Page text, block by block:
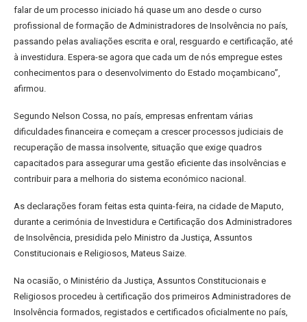
falar de um processo iniciado há quase um ano desde o curso
profissional de formação de Administradores de Insolvência no país,
passando pelas avaliações escrita e oral, resguardo e certificação, até
à investidura. Espera-se agora que cada um de nós empregue estes
conhecimentos para o desenvolvimento do Estado moçambicano”,
afirmou.
Segundo Nelson Cossa, no país, empresas enfrentam várias
dificuldades financeira e começam a crescer processos judiciais de
recuperação de massa insolvente, situação que exige quadros
capacitados para assegurar uma gestão eficiente das insolvências e
contribuir para a melhoria do sistema económico nacional.
As declarações foram feitas esta quinta-feira, na cidade de Maputo,
durante a cerimónia de Investidura e Certificação dos Administradores
de Insolvência, presidida pelo Ministro da Justiça, Assuntos
Constitucionais e Religiosos, Mateus Saize.
Na ocasião, o Ministério da Justiça, Assuntos Constitucionais e
Religiosos procedeu à certificação dos primeiros Administradores de
Insolvência formados, registados e certificados oficialmente no país,